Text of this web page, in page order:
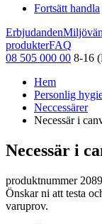
Fortsätt handla
Erbjudanden
produkterFAQ
08 505 000 00 8-16
Hem
Personlig
Neccessärer
Necessär i
Necessär i
produktnummer
Önskar ni att testa
varuprov.